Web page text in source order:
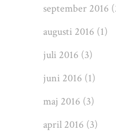
september 2016
augusti 2016 (1)
juli 2016 (3)
juni 2016 (1)
maj 2016 (3)
april 2016 (3)